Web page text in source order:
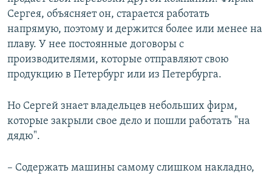
Сергея, объясняет он, старается работать
напрямую, поэтому и держится более или менее на
плаву. У нее постоянные договоры с
производителями, которые отправляют свою
продукцию в Петербург или из Петербурга.
Но Сергей знает владельцев небольших фирм,
которые закрыли свое дело и пошли работать "на
дядю".
– Содержать машины самому слишком накладно,